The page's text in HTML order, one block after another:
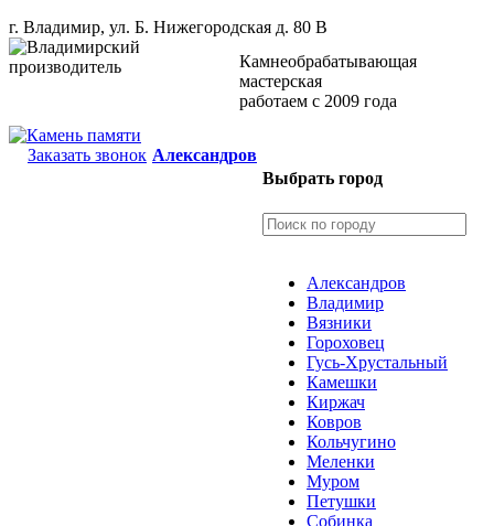
г. Владимир, ул. Б. Нижегородская д. 80 В
Камнеобрабатывающая
мастерская
работаем с 2009 года
Заказать звонок Александров
Выбрать город
Александров
Владимир
Вязники
Гороховец
Гусь-Хрустальный
Камешки
Киржач
Ковров
Кольчугино
Меленки
Муром
Петушки
Собинка